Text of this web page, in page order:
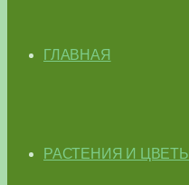
ГЛАВНАЯ
РАСТЕНИЯ И ЦВЕТЫ